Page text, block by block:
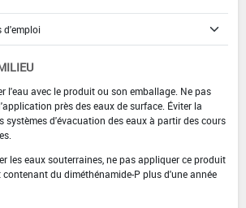
l'eau avec le produit ou son emballage. Ne pas
près des eaux de surface. Éviter la
systèmes d'évacuation des eaux à partir des cours
les eaux souterraines, ne pas appliquer ce produit
du diméthénamide-P plus d'une année